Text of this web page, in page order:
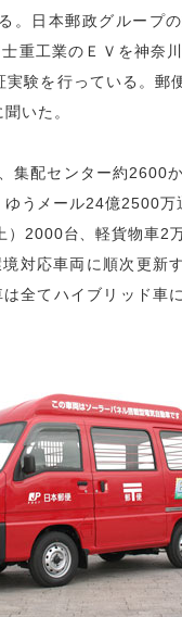
日本郵政グループ
重工業のＥＶを神奈
験を行っている。郵
いた。
配センター約2600
うメール24億2500万
2000台、軽貨物車2
対応車両に順次更新
全てハイブリッド車